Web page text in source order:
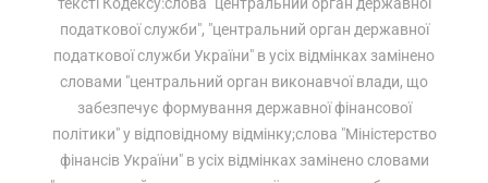
податкової служби", "центральний орган державної
податкової служби України" в усіх відмінках замінено
словами "центральний орган виконавчої влади, що
забезпечує формування державної фінансової
політики" у відповідному відмінку;слова "Міністерство
фінансів України" в усіх відмінках замінено словами